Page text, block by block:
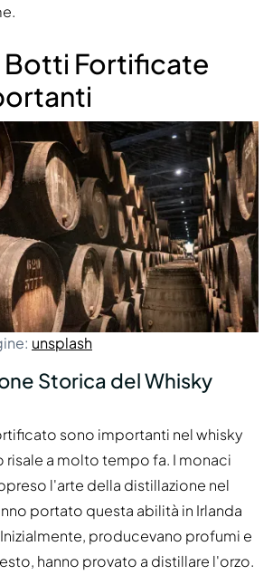
Botti Fortificate
unsplash
Storica del Whisky
sono importanti nel whisky
risale a molto tempo fa. I monaci
l'arte della distillazione nel
portato questa abilità in Irlanda
Inizialmente, producevano profumi e
hanno provato a distillare l'orzo.